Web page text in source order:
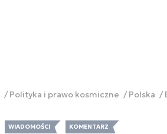
Polityka i prawo kosmiczne Polska
WIADOMOŚCI KOMENTARZ